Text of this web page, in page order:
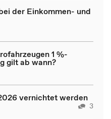
der Einkommen- und
1 %-
gilt ab wann?
vernichtet werden
3